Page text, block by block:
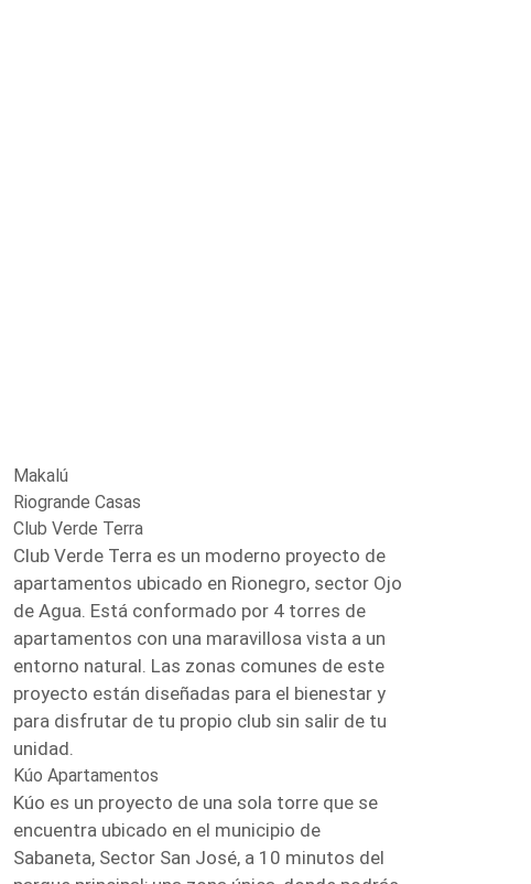
Makalú
Riogrande Casas
Club Verde Terra
Club Verde Terra es un moderno proyecto de
apartamentos ubicado en Rionegro, sector Ojo
de Agua. Está conformado por 4 torres de
apartamentos con una maravillosa vista a un
entorno natural. Las zonas comunes de este
proyecto están diseñadas para el bienestar y
para disfrutar de tu propio club sin salir de tu
unidad.
Kúo Apartamentos
Kúo es un proyecto de una sola torre que se
encuentra ubicado en el municipio de
Sabaneta, Sector San José, a 10 minutos del